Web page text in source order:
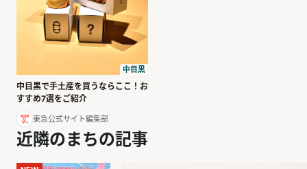
中目黒
中目黒で手土産を買うならここ！お
すすめ7選をご紹介
東急公式サイト編集部
近隣のまちの記事